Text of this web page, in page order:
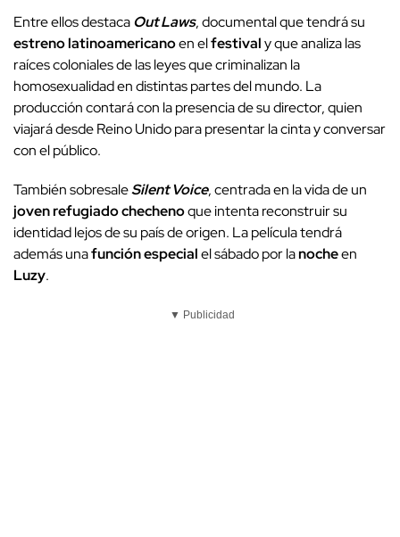
Entre ellos destacaOut Laws, documental que tendrá su
estreno latinoamericanoen elfestivaly que analiza las
raíces coloniales de las leyes que criminalizan la
homosexualidad en distintas partes del mundo. La
producción contará con la presencia de su director, quien
viajará desde Reino Unido para presentar la cinta y conversar
con el público.
También sobresaleSilent Voice, centrada en la vida de un
joven refugiado chechenoque intenta reconstruir su
identidad lejos de su país de origen. La película tendrá
además unafunción especialel sábado por lanocheen
Luzy.
▼ Publicidad